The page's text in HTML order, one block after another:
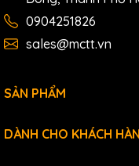
0904251826
sales@mctt.vn
SẢN PHẨM
DÀNH CHO KHÁCH